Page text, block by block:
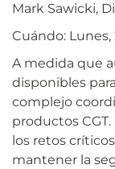
Mark Sawicki,
Cuándo:
A medida que
disponibles
complejo
productos
los retos
mantener la